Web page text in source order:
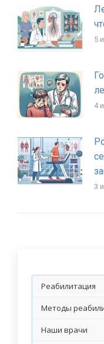
5
4
3
Реабилитация
Методы
Наши врачи